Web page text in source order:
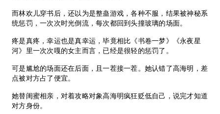
而林欢儿穿书后，还以为是整蛊游戏，各种不服，结果被神秘系
统惩罚，一次次时光倒流，每次都回到头撞玻璃的场面。
疼是真疼，幸运也是真幸运，毕竟相比《书卷一梦》《永夜星
河》里一次次嘎的女主而言，已经是很轻的惩罚了。
可是尴尬的场面还在后面，且一茬接一茬。她认错了高海明，差
点被对方占了便宜。
她替闺蜜相亲，对着攻略对象高海明疯狂贬低自己，说完才知道
对方身份。